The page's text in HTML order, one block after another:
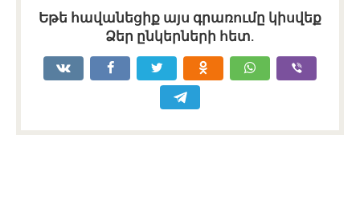
Եթե հավանեցիք այս գրառումը կիսվեք
Ձեր ընկերների հետ.